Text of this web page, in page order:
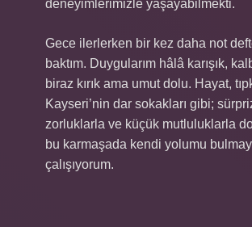
deneyimlerimizle yaşayabilmekti.
Gece ilerlerken bir kez daha not
baktım. Duygularım hâlâ karışık,
biraz kırık ama umut dolu. Hayat,
Kayseri’nin dar sokakları gibi;
zorluklarla ve küçük mutluluklarla
bu karmaşada kendi yolumu
çalışıyorum.